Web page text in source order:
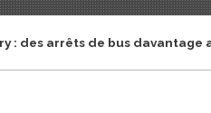
: des arrêts de bus davantage